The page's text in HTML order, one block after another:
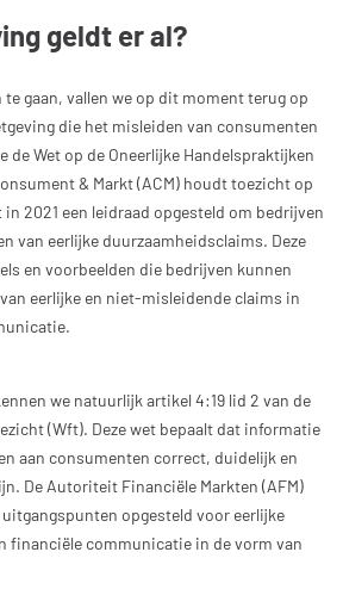
geldt er al?
te gaan, vallen we op dit moment terug op
die het misleiden van consumenten
de Wet op de Oneerlijke Handelspraktijken
& Markt (ACM) houdt toezicht op
in 2021 een leidraad opgesteld om bedrijven
van eerlijke duurzaamheidsclaims. Deze
en voorbeelden die bedrijven kunnen
eerlijke en niet-misleidende claims in
we natuurlijk artikel 4:19 lid 2 van de
(Wft). Deze wet bepaalt dat informatie
aan consumenten correct, duidelijk en
De Autoriteit Financiële Markten (AFM)
opgesteld voor eerlijke
financiële communicatie in de vorm van